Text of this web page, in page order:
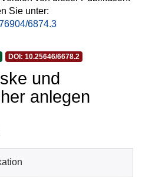
Sie unter:
6874.3
DOI: 10.25646/6678.2
und
anlegen